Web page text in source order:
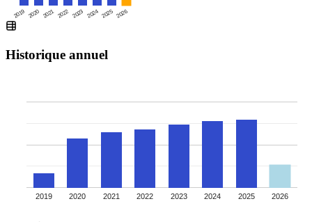
2019 2020 2021 2022 2023 2024 2025 2026
Historique annuel
2019 2020 2021 2022 2023 2024 2025 2026